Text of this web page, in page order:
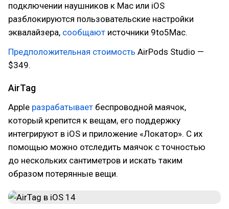
подключении наушников к Mac или iOS
разблокируются пользовательские настройки
эквалайзера, сообщают источники 9to5Mac.
Предположительная стоимость AirPods Studio —
$349.
AirTag
Apple разрабатывает беспроводной маячок,
который крепится к вещам, его поддержку
интегрируют в iOS и приложение «Локатор». С их
помощью можно отследить маячок с точностью
до нескольких сантиметров и искать таким
образом потерянные вещи.